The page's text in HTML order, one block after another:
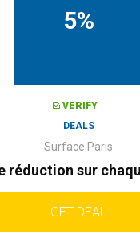
5%
VERIFY
DEALS
Surface Paris
réduction sur
GET DEAL